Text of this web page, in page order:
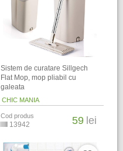
Sistem de curatare Sillgech
Flat Mop, mop pliabil cu
galeata
CHIC MANIA
Cod produs
13942 59 lei